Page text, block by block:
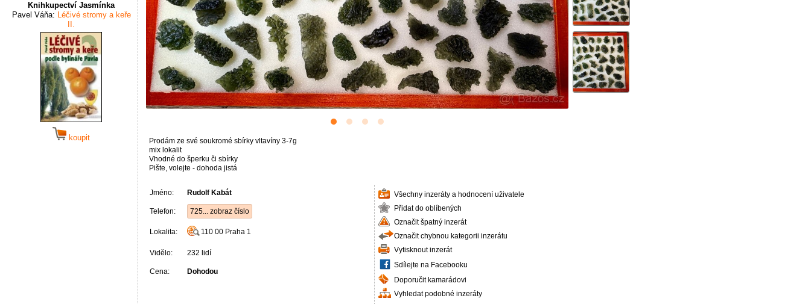
Knihkupectví Jasmínka
Pavel Váňa: Léčivé stromy a keře
II.
koupit
Prodám ze své soukromé sbírky vltavíny 3-7g
mix lokalit
Vhodné do šperku či sbírky
Pište, volejte - dohoda jistá
Jméno: Rudolf Kabát
Telefon: 725... zobraz číslo
Lokalita: 110 00 Praha 1
Vidělo: 232 lidí
Cena: Dohodou
Všechny inzeráty a hodnocení uživatele
Přidat do oblíbených
Označit špatný inzerát
Označit chybnou kategorii inzerátu
Vytisknout inzerát
Sdílejte na Facebooku
Doporučit kamarádovi
Vyhledat podobné inzeráty